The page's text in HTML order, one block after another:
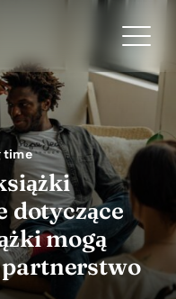
time
dotyczące
mogą